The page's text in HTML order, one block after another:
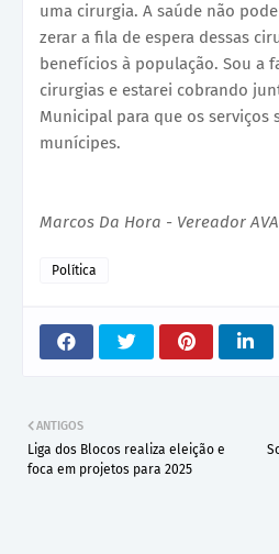
uma cirurgia. A saúde não
zerar a fila de espera dessas
benefícios à população. Sou a
cirurgias e estarei cobrando
Municipal para que os serviços
munícipes.
Marcos Da Hora - Vereador
Política
ANTIGOS
Liga dos Blocos realiza eleição e
foca em projetos para 2025